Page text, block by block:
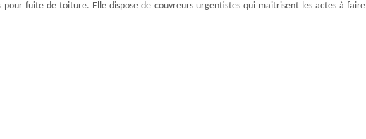
fuite de toiture. Elle dispose de couvreurs urgentistes qui maitrisent les actes à faire